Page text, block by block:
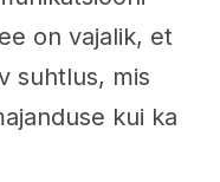
on vajalik, et
suhtlus, mis
kui ka